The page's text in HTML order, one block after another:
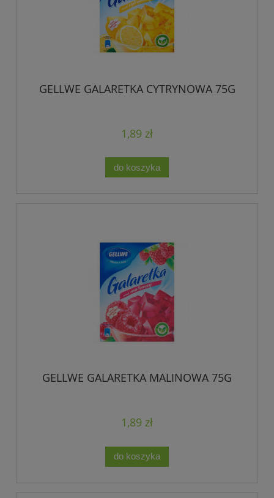
GELLWE GALARETKA CYTRYNOWA 75G
1,89 zł
do koszyka
GELLWE GALARETKA MALINOWA 75G
1,89 zł
do koszyka